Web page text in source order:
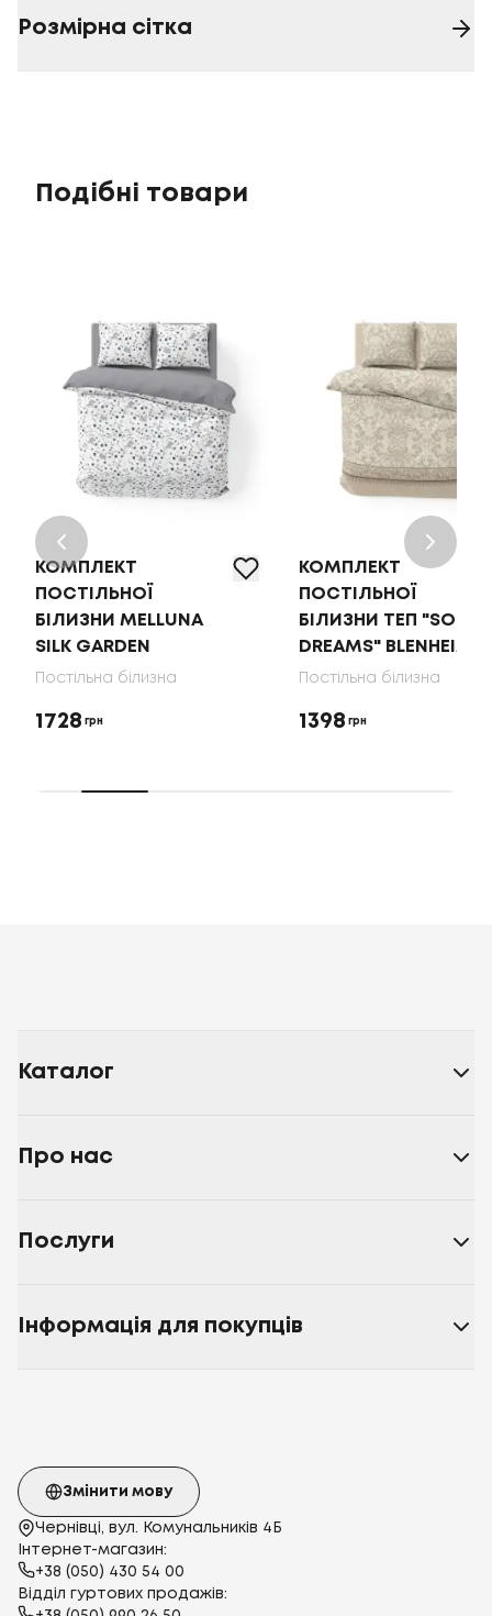
Розмірна сітка
Подібні товари
КОМПЛЕКТ
ПОСТІЛЬНОЇ
БІЛИЗНИ MELLUNA
SILK GARDEN
Постільна білизна
1728 грн
КОМПЛЕКТ
ПОСТІЛЬНОЇ
БІЛИЗНИ ТЕП "SOFT
DREAMS" BLENHEIM
Постільна білизна
1398 грн
Каталог
Про нас
Послуги
Інформація для покупців
Чернівці, вул. Комунальників 4Б
Інтернет-магазин:
+38 (050) 430 54 00
Відділ гуртових продажів:
Змінити мову